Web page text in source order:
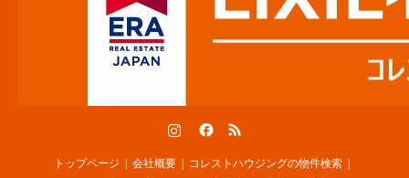
トップページ 会社概要
コレストハウジングの物件検索